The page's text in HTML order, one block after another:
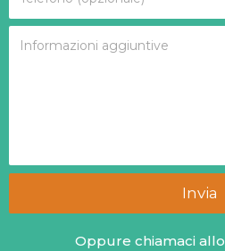
Invia
Oppure chiamaci allo